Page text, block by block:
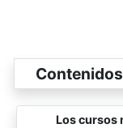
Los cursos